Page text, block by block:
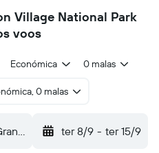
Village National Park
voos
Económica 0 malas
0 malas
Grand Canyon Village National Park (GCN) ter 8/9 - ter 15/9